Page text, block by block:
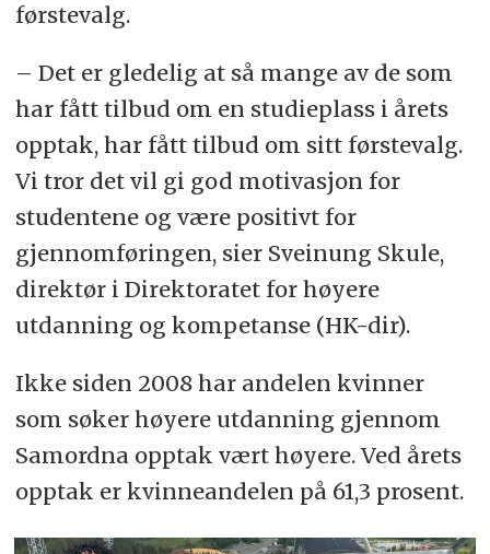
førstevalg.
– Det er gledelig at så mange av de som
har fått tilbud om en studieplass i årets
opptak, har fått tilbud om sitt førstevalg.
Vi tror det vil gi god motivasjon for
studentene og være positivt for
gjennomføringen, sier Sveinung Skule,
direktør i Direktoratet for høyere
utdanning og kompetanse (HK-dir).
Ikke siden 2008 har andelen kvinner
som søker høyere utdanning gjennom
Samordna opptak vært høyere. Ved årets
opptak er kvinneandelen på 61,3 prosent.